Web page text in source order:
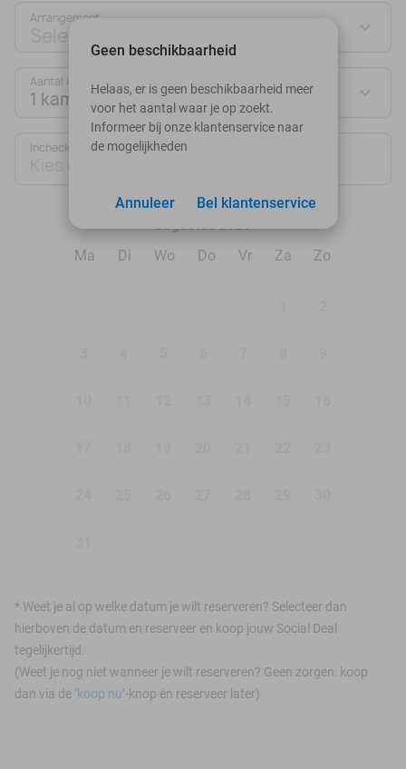
Arrangement
Selecteer jouw deal
Aantal kamers:
1 kamer
Inchecken
Ma
Di Wo Do Vr Za Zo
* Weet je al op welke datum je wilt reserveren? Selecteer dan
hierboven de datum en reserveer en koop jouw Social Deal
tegelijkertijd.
(Weet je nog niet wanneer je wilt reserveren? Geen zorgen: koop
dan via de ‘koop nu’-knop én reserveer later)
Geen beschikbaarheid
Helaas, er is geen beschikbaarheid meer
voor het aantal waar je op zoekt.
Informeer bij onze klantenservice naar
de mogelijkheden
Bel klantenservice
Annuleer